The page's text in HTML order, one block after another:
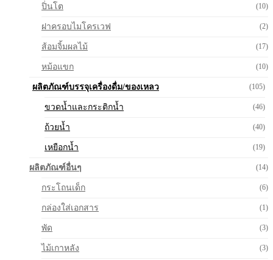
ปิ่นโต (10)
ฝาครอบไมโครเวฟ (2)
ส้อมจิ้มผลไม้ (17)
หม้อแขก (10)
ผลิตภัณฑ์บรรจุเครื่องดื่ม/ของเหลว (105)
ขวดน้ำและกระติกน้ำ (46)
ถ้วยน้ำ (40)
เหยือกน้ำ (19)
ผลิตภัณฑ์อื่นๆ (14)
กระโถนเด็ก (6)
กล่องใส่เอกสาร (1)
พัด (3)
ไม้เกาหลัง (3)